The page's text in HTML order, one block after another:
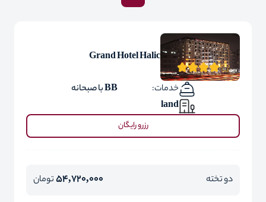
Grand Hotel Halic
خدمات:
BB با صبحانه
land
رزرو رایگان
دو تخته 54,720,000تومان